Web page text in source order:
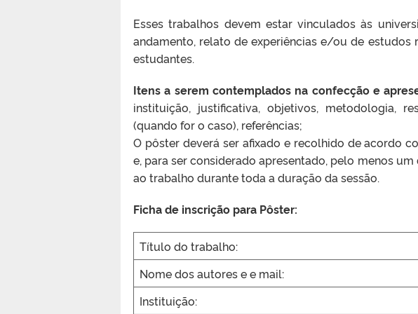
Esses trabalhos devem estar vinculados às
andamento, relato de experiências e/ou de estudos
estudantes.
Itens a serem contemplados na confecção e
instituição, justificativa, objetivos, metodologia,
(quando for o caso), referências;
O pôster deverá ser afixado e recolhido de acordo
e, para ser considerado apresentado, pelo menos
ao trabalho durante toda a duração da sessão.
Ficha de inscrição para Pôster:
Título do trabalho:
Nome dos autores e e mail:
Instituição: